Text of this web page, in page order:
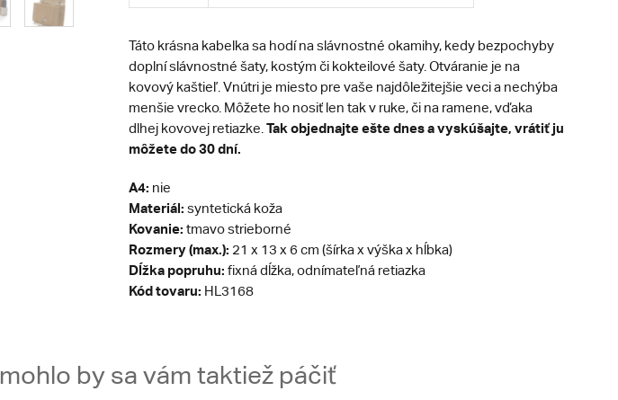
Táto krásna kabelka sa hodí na slávnostné okamihy, kedy bezpochyby
doplní slávnostné šaty, kostým či kokteilové šaty. Otváranie je na
kovový kaštieľ. Vnútri je miesto pre vaše najdôležitejšie veci a nechýba
menšie vrecko. Môžete ho nosiť len tak v ruke, či na ramene, vďaka
dlhej kovovej retiazke. Tak objednajte ešte dnes a vyskúšajte, vrátiť ju
môžete do 30 dní.
A4: nie
Materiál: syntetická koža
Kovanie: tmavo strieborné
Rozmery (max.): 21 x 13 x 6 cm (šírka x výška x hĺbka)
Dĺžka popruhu: fixná dĺžka, odnímateľná retiazka
Kód tovaru: HL3168
mohlo by sa vám taktiež páčiť